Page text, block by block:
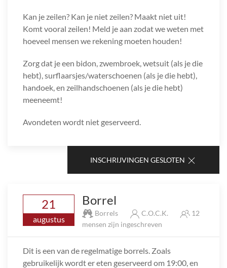
Kan je zeilen? Kan je niet zeilen? Maakt niet uit!
Komt vooral zeilen! Meld je aan zodat we weten met
hoeveel mensen we rekening moeten houden!
Zorg dat je een bidon, zwembroek, wetsuit (als je die
hebt), surflaarsjes/waterschoenen (als je die hebt),
handoek, en zeilhandschoenen (als je die hebt)
meeneemt!
Avondeten wordt niet geserveerd.
INSCHRIJVINGEN GESLOTEN
21
augustus
Borrel
Borrels C.O.C.K.
12
mensen zijn ingeschreven
Dit is een van de regelmatige borrels. Zoals
gebruikelijk wordt er eten geserveerd om 19:00, en